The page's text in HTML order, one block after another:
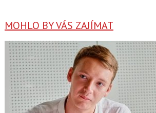
MOHLO BY VÁS ZAJÍMAT